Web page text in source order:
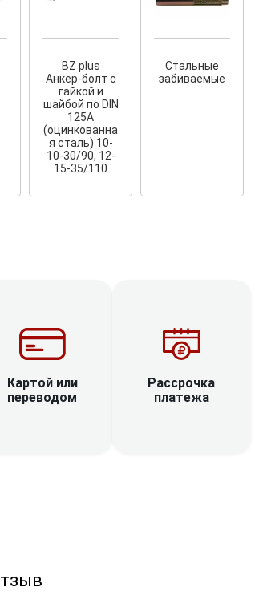
террас
BZ plus
Анкер-болт с
гайкой и
шайбой по DIN
125A
(оцинкованна
я сталь) 10-
10-30/90, 12-
15-35/110
Стальные
забиваемые
Картой или
переводом
Рассрочка
платежа